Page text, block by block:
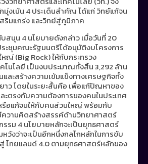
งเน้น 4 ประเด็นสำคัญ ได้แก่ วิทย์แก้จน
ริมแกร่ง และวิทย์สู่ภูมิภาค
สนุน 4 นโยบายดังกล่าว เมื่อวันที่ 20
ะชุมคณะรัฐมนตรีได้อนุมัติงบโครงการ
(Big Rock) ให้กับกระทรวง
โนโลยี เป็นงบประมาณทั้งสิ้น 3,292 ล้าน
ละสร้างความเข้มแข็งทางเศรษฐกิจทั้ง
ยาว โดยในระยะสั้นคือ เพื่อแก้ปัญหาของ
ะตรงกับความต้องการของคนในประเทศ
รือแก้จนให้กับคนส่วนใหญ่ พร้อมกับ
ความคิดสร้างสรรค์ด้านวิทยาศาสตร์
รรม 4 นโยบายหลักจะเป็นยุทธศาสตร์
งว่าจะเป็นอีกหนึ่งกลไกหลักในการขับ
ไทยแลนด์ 4.0 ตามยุทธศาสตร์หลักของ